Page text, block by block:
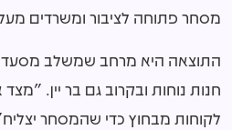
מסחר פתוחה לציבור ומשרדים
התוצאה היא מרחב שמשלב מסעדת
חנות נוחות ובקרוב גם בר יין. "מצד
לקוחות מבחוץ כדי שהמסחר